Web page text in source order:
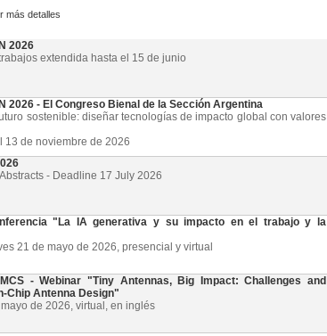
más detalles
2026
extendida hasta el 15 de junio
2026 - El Congreso Bienal de la Sección Argentina
sostenible: diseñar tecnologías de impacto global con valores
13 de noviembre de 2026
- Deadline 17 July 2026
"La IA generativa y su impacto en el trabajo y la
21 de mayo de 2026, presencial y virtual
- Webinar "Tiny Antennas, Big Impact: Challenges and
Chip Antenna Design"
de 2026, virtual, en inglés